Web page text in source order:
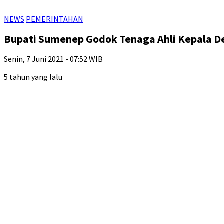
NEWS PEMERINTAHAN
Bupati Sumenep Godok Tenaga Ahli Kepala
Senin, 7 Juni 2021 - 07:52 WIB
5 tahun yang lalu